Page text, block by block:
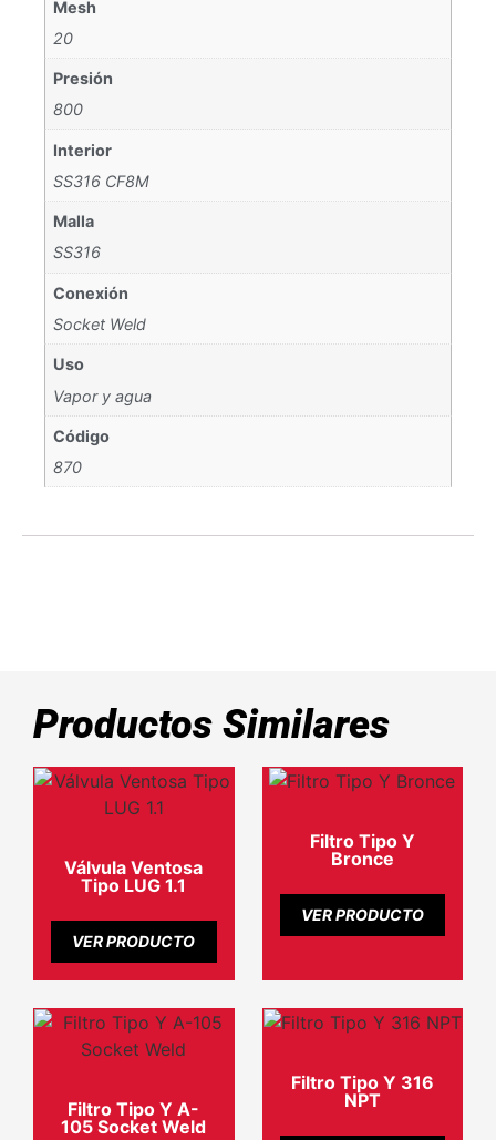
Mesh
20
Presión
800
Interior
SS316 CF8M
Malla
SS316
Conexión
Socket Weld
Uso
Vapor y agua
Código
870
Productos Similares
Válvula Ventosa
Tipo LUG 1.1
VER PRODUCTO
Filtro Tipo Y
Bronce
VER PRODUCTO
Filtro Tipo Y A-
105 Socket Weld
Filtro Tipo Y 316
NPT